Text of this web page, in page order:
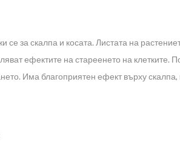
се за скалпа и косата. Листата на
ефектите на стареенето на
Има благоприятен ефект върху